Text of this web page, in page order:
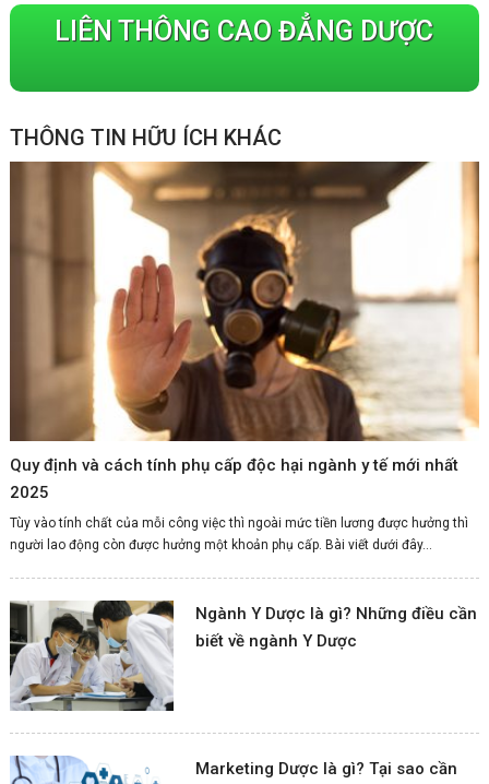
LIÊN THÔNG CAO ĐẲNG DƯỢC
THÔNG TIN HỮU ÍCH KHÁC
Quy định và cách tính phụ cấp độc hại ngành y tế mới nhất
2025
Tùy vào tính chất của mỗi công việc thì ngoài mức tiền lương được hưởng thì
người lao động còn được hưởng một khoản phụ cấp. Bài viết dưới đây...
Ngành Y Dược là gì? Những điều cần
biết về ngành Y Dược
Marketing Dược là gì? Tại sao cần